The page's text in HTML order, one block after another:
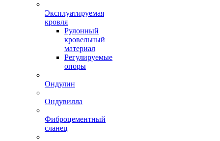
Эксплуатируемая
кровля
Рулонный
кровельный
материал
Регулируемые
опоры
Ондулин
Ондувилла
Фиброцементный
сланец